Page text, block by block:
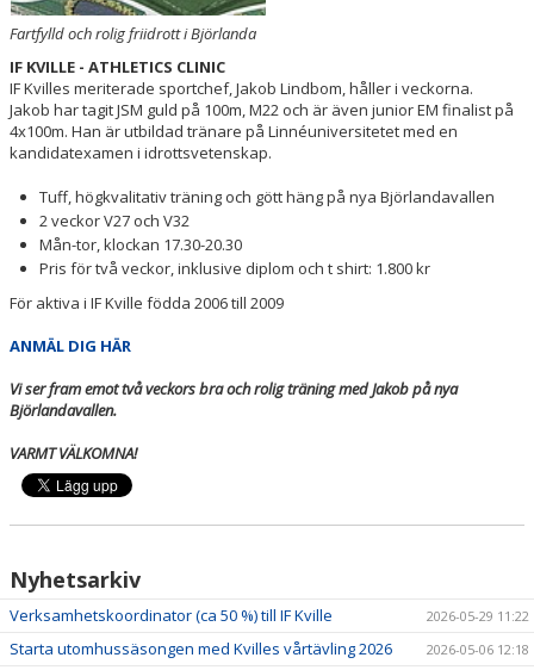
Fartfylld och rolig friidrott i Björlanda
IF KVILLE - ATHLETICS CLINIC
IF Kvilles meriterade sportchef, Jakob Lindbom, håller i veckorna.
Jakob har tagit JSM guld på 100m, M22 och är även junior EM finalist på
4x100m. Han är utbildad tränare på Linnéuniversitetet med en
kandidatexamen i idrottsvetenskap.
Tuff, högkvalitativ träning och gött häng på nya Björlandavallen
2 veckor V27 och V32
Mån-tor, klockan 17.30-20.30
Pris för två veckor, inklusive diplom och t shirt: 1.800 kr
För aktiva i IF Kville födda 2006 till 2009
ANMÄL DIG HÄR
Vi ser fram emot två veckors bra och rolig träning med Jakob på nya
Björlandavallen.
VARMT VÄLKOMNA!
Nyhetsarkiv
Verksamhetskoordinator (ca 50 %) till IF Kville 2026-05-29 11:22
Starta utomhussäsongen med Kvilles vårtävling 2026 2026-05-06 12:18